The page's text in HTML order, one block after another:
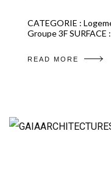
CATEGORIE :
Groupe 3F SURFACE
READ MORE